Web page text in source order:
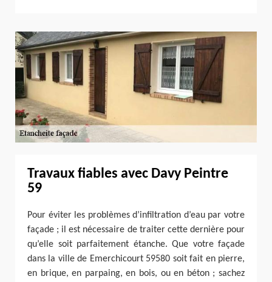
Travaux fiables avec Davy Peintre
59
Pour éviter les problèmes d’infiltration d’eau par votre
façade ; il est nécessaire de traiter cette dernière pour
qu’elle soit parfaitement étanche. Que votre façade
dans la ville de Emerchicourt 59580 soit fait en pierre,
en brique, en parpaing, en bois, ou en béton ; sachez